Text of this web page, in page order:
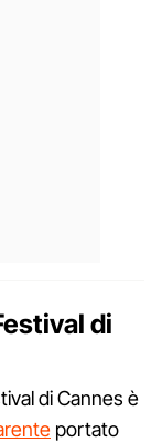
di
di Cannes è
portato